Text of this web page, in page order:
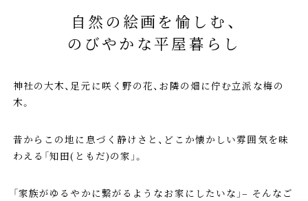
自然の絵画を愉しむ、
のびやかな平屋暮らし
神社の大木、足元に咲く野の花、お隣の畑に佇む立派な梅の
木。
昔からこの地に息づく静けさと、どこか懐かしい雰囲気を味
わえる「知田(ともだ)の家」。
「家族がゆるやかに繋がるようなお家にしたいな」– そんなご